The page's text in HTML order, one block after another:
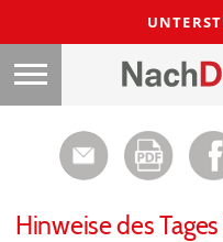
Hinweise des Tages